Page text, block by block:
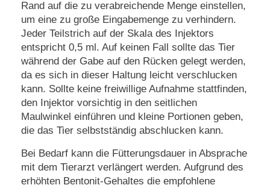
Rand auf die zu verabreichende Menge einstellen,
um eine zu große Eingabemenge zu verhindern.
Jeder Teilstrich auf der Skala des Injektors
entspricht 0,5 ml. Auf keinen Fall sollte das Tier
während der Gabe auf den Rücken gelegt werden,
da es sich in dieser Haltung leicht verschlucken
kann. Sollte keine freiwillige Aufnahme stattfinden,
den Injektor vorsichtig in den seitlichen
Maulwinkel einführen und kleine Portionen geben,
die das Tier selbstständig abschlucken kann.
Bei Bedarf kann die Fütterungsdauer in Absprache
mit dem Tierarzt verlängert werden. Aufgrund des
erhöhten Bentonit-Gehaltes die empfohlene